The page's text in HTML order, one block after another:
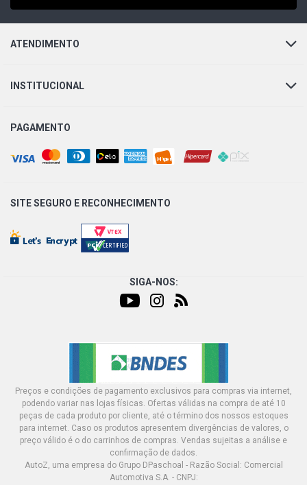
ATENDIMENTO
INSTITUCIONAL
PAGAMENTO
SITE SEGURO E RECONHECIMENTO
SIGA-NOS:
Preços e condições de pagamento exclusivos para compras via internet,
podendo variar nas lojas físicas. Ofertas válidas na compra de até 10
peças de cada produto por cliente, até o término dos nossos estoques
para internet. Caso os produtos apresentem divergências de valores, o
preço válido é o do carrinhos de compras. Vendas sujeitas a análise e
confirmação de dados.
AutoZ, uma empresa do Grupo DPaschoal - Razão Social: Comercial
Automotiva S.A. - CNPJ: